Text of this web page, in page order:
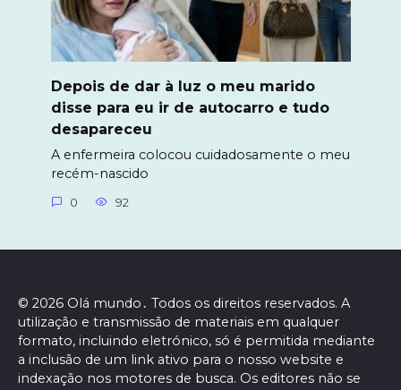
Depois de dar à luz o meu marido
disse para eu ir de autocarro e tudo
desapareceu
A enfermeira colocou cuidadosamente o meu
recém-nascido
0 92
© 2026 Olá mundo․ Todos os direitos reservados. A
utilização e transmissão de materiais em qualquer
formato, incluindo eletrónico, só é permitida mediante
a inclusão de um link ativo para o nosso website e
indexação nos motores de busca. Os editores não se